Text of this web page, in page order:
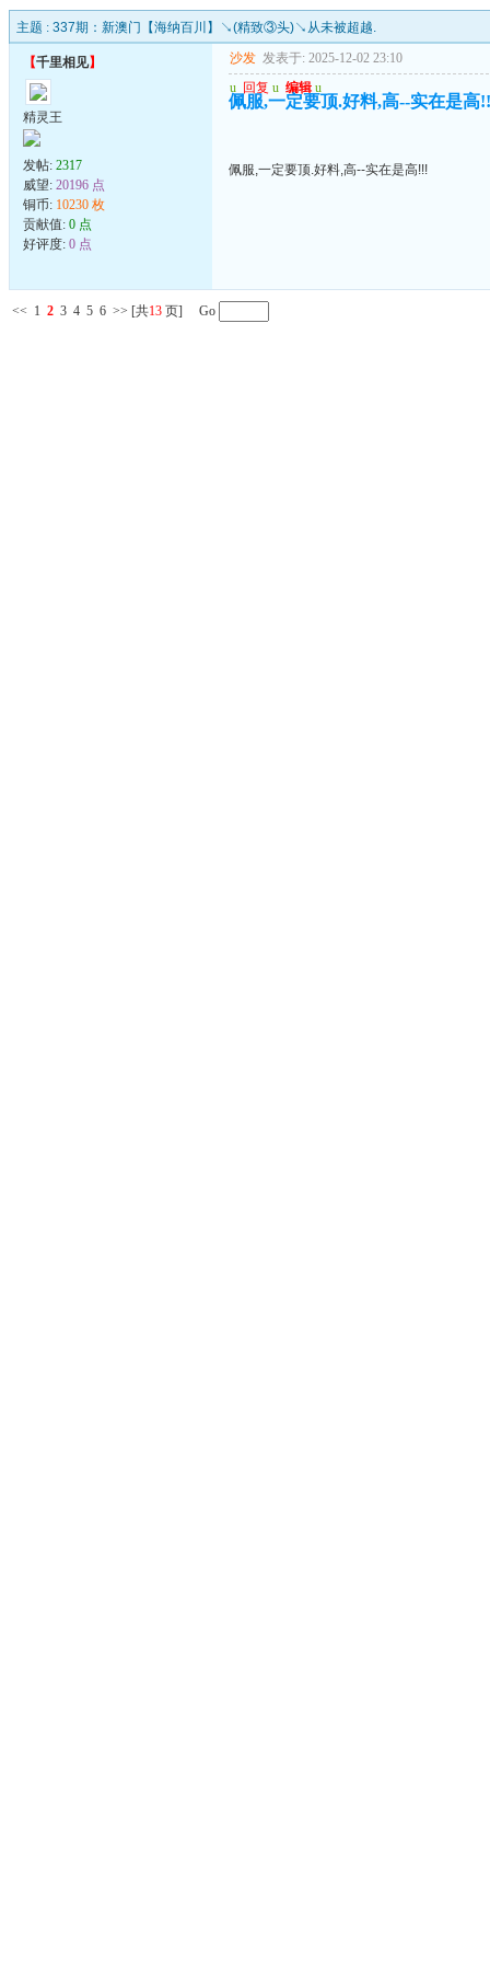
主题 : 337期：新澳门【海纳百川】↘(精致③头)↘从未被超越.
【千里相见】
精灵王
发帖: 2317
威望: 20196 点
铜币: 10230 枚
贡献值: 0 点
好评度: 0 点
沙发 发表于: 2025-12-02 23:10
u 回复 u 编辑 u
佩服,一定要顶.好料,高--实在是高
佩服,一定要顶.好料,高--实在是高!!!
<< 1 2 3 4 5 6 >> [共13 页] Go